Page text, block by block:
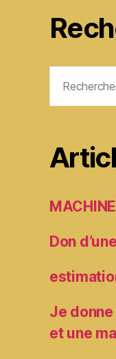
Don
Je donne
et une